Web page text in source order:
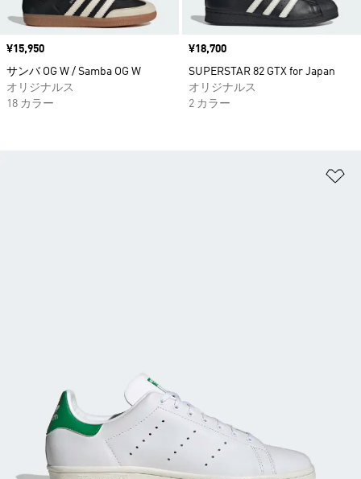
価格
¥15,950
サンバ OG W / Samba OG W
オリジナルス
18 カラー
価格
¥18,700
SUPERSTAR 82 GTX for Japan
オリジナルス
2 カラー